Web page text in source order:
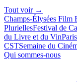
Tout voir →
Champs-Élysées Film
PluriellesFestival de
du Livre et du Vin
CSTSemaine du
Qui sommes-nous